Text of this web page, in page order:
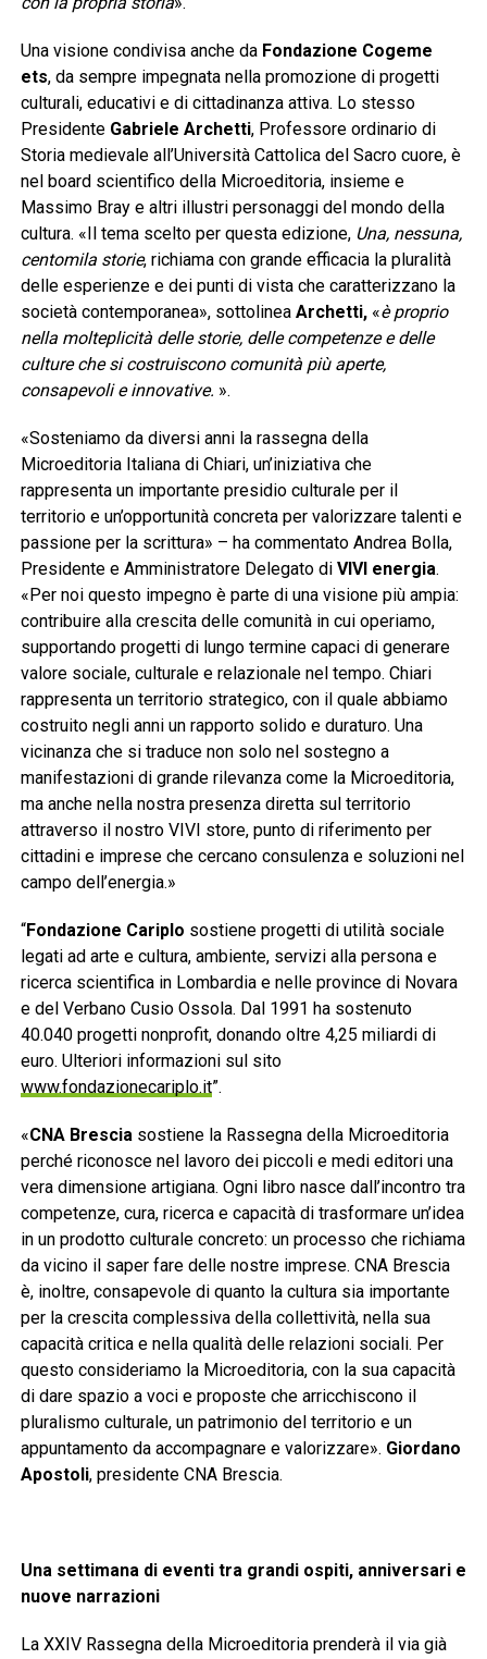
Una visione condivisa anche da Fondazione Cogeme
ets, da sempre impegnata nella promozione di progetti
culturali, educativi e di cittadinanza attiva. Lo stesso
Presidente Gabriele Archetti, Professore ordinario di
Storia medievale all’Università Cattolica del Sacro cuore, è
nel board scientifico della Microeditoria, insieme e
Massimo Bray e altri illustri personaggi del mondo della
cultura. «Il tema scelto per questa edizione, Una, nessuna,
centomila storie, richiama con grande efficacia la pluralità
delle esperienze e dei punti di vista che caratterizzano la
società contemporanea», sottolinea Archetti, «è proprio
nella molteplicità delle storie, delle competenze e delle
culture che si costruiscono comunità più aperte,
consapevoli e innovative. ».
«Sosteniamo da diversi anni la rassegna della
Microeditoria Italiana di Chiari, un’iniziativa che
rappresenta un importante presidio culturale per il
territorio e un’opportunità concreta per valorizzare talenti e
passione per la scrittura» – ha commentato Andrea Bolla,
Presidente e Amministratore Delegato di VIVI energia.
«Per noi questo impegno è parte di una visione più ampia:
contribuire alla crescita delle comunità in cui operiamo,
supportando progetti di lungo termine capaci di generare
valore sociale, culturale e relazionale nel tempo. Chiari
rappresenta un territorio strategico, con il quale abbiamo
costruito negli anni un rapporto solido e duraturo. Una
vicinanza che si traduce non solo nel sostegno a
manifestazioni di grande rilevanza come la Microeditoria,
ma anche nella nostra presenza diretta sul territorio
attraverso il nostro VIVI store, punto di riferimento per
cittadini e imprese che cercano consulenza e soluzioni nel
campo dell’energia.»
“Fondazione Cariplo sostiene progetti di utilità sociale
legati ad arte e cultura, ambiente, servizi alla persona e
ricerca scientifica in Lombardia e nelle province di Novara
e del Verbano Cusio Ossola. Dal 1991 ha sostenuto
40.040 progetti nonprofit, donando oltre 4,25 miliardi di
euro. Ulteriori informazioni sul sito
www.fondazionecariplo.it”.
«CNA Brescia sostiene la Rassegna della Microeditoria
perché riconosce nel lavoro dei piccoli e medi editori una
vera dimensione artigiana. Ogni libro nasce dall’incontro tra
competenze, cura, ricerca e capacità di trasformare un’idea
in un prodotto culturale concreto: un processo che richiama
da vicino il saper fare delle nostre imprese. CNA Brescia
è, inoltre, consapevole di quanto la cultura sia importante
per la crescita complessiva della collettività, nella sua
capacità critica e nella qualità delle relazioni sociali. Per
questo consideriamo la Microeditoria, con la sua capacità
di dare spazio a voci e proposte che arricchiscono il
pluralismo culturale, un patrimonio del territorio e un
appuntamento da accompagnare e valorizzare». Giordano
Apostoli, presidente CNA Brescia.
Una settimana di eventi tra grandi ospiti, anniversari e
nuove narrazioni
La XXIV Rassegna della Microeditoria prenderà il via già